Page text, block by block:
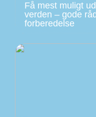
Få mest muligt
verden – gode
forberedelse